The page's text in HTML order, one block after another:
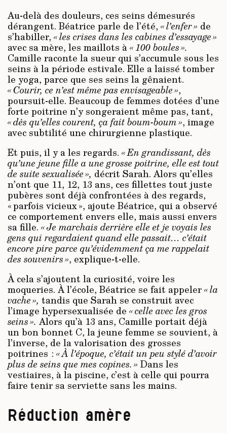
Au-delà des douleurs, ces seins démesurés
dérangent. Béatrice parle de l’été, « l’enfer » de
s’habiller, « les crises dans les cabines d’essayage »
avec sa mère, les maillots à« 100 boules ».
Camille raconte la sueur qui s’accumule sous les
seins à la période estivale. Elle a laissé tomber
le yoga, parce que ses seins la gênaient.
« Courir, ce n’est même pas envisageable »,
poursuit-elle. Beaucoup de femmes dotées d’une
forte poitrine n’y songeraient même pas, tant,
« dès qu’elles courent, ça fait boum-boum », image
avec subtilité une chirurgienne plastique.
Et puis, il y a les regards. « En grandissant, dès
qu’une jeune fille a une grosse poitrine, elle est tout
de suite sexualisée », décrit Sarah. Alors qu’elles
n’ont que 11, 12, 13 ans, ces fillettes tout juste
pubères sont déjà confrontées à des regards,
« parfois vicieux », ajoute Béatrice, qui a observé
ce comportement envers elle, mais aussi envers
sa fille. « Je marchais derrière elle et je voyais les
gens qui regardaient quand elle passait… c’était
encore pire parce qu’évidemment ça me rappelait
des souvenirs », explique-t-elle.
À cela s’ajoutent la curiosité, voire les
moqueries. À l’école, Béatrice se fait appeler« la
vache », tandis que Sarah se construit avec
l’image hypersexualisée de « celle avec les gros
seins ». Alors qu’à 13 ans, Camille portait déjà
un bon bonnet C, la jeune femme se souvient, à
l’inverse, de la valorisation des grosses
poitrines : « À l’époque, c’était un peu stylé d’avoir
plus de seins que mes copines. » Dans les
vestiaires, à la piscine, c’est à celle qui pourra
faire tenir sa serviette sans les mains.
Réduction amère